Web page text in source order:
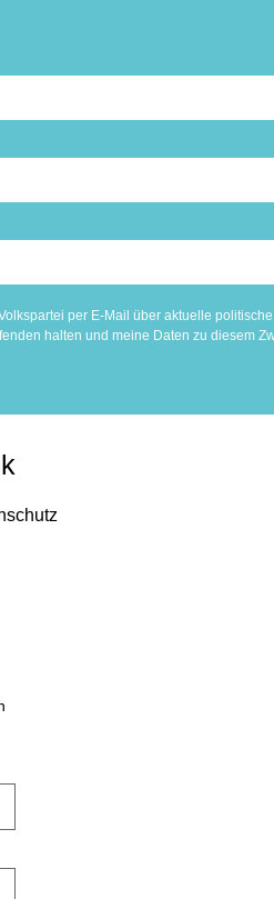
per E-Mail über aktuelle
halten und meine Daten zu diesem